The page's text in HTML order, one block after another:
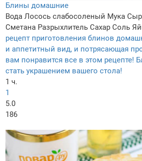
Блины домашние
Вода Лосось слабосоленый Мука
Сметана Разрыхлитель Сахар Соль
рецепт приготовления блинов
и аппетитный вид, и потрясающая
вам понравится все в этом рецепте!
стать украшением вашего стола!
1 ч.
1
5.0
186